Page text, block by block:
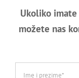
Ukoliko
možete nas